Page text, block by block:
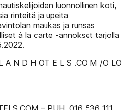
luonnollinen koti,
rinteitä ja upeita
maukas ja runsas
à la carte -annokset tarjolla
A N D H OT E L S .CO M /O LO
– PUH. 016 536 111